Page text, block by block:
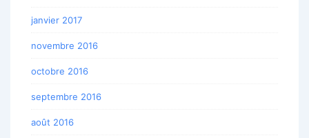
janvier 2017
novembre 2016
octobre 2016
septembre 2016
août 2016